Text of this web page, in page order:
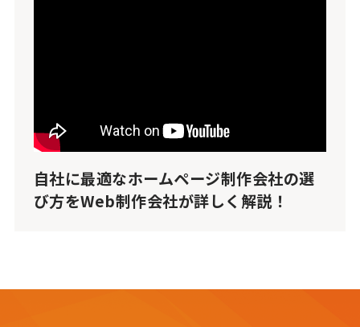
自社に最適なホームページ制作会社の選
び方をWeb制作会社が詳しく解説！